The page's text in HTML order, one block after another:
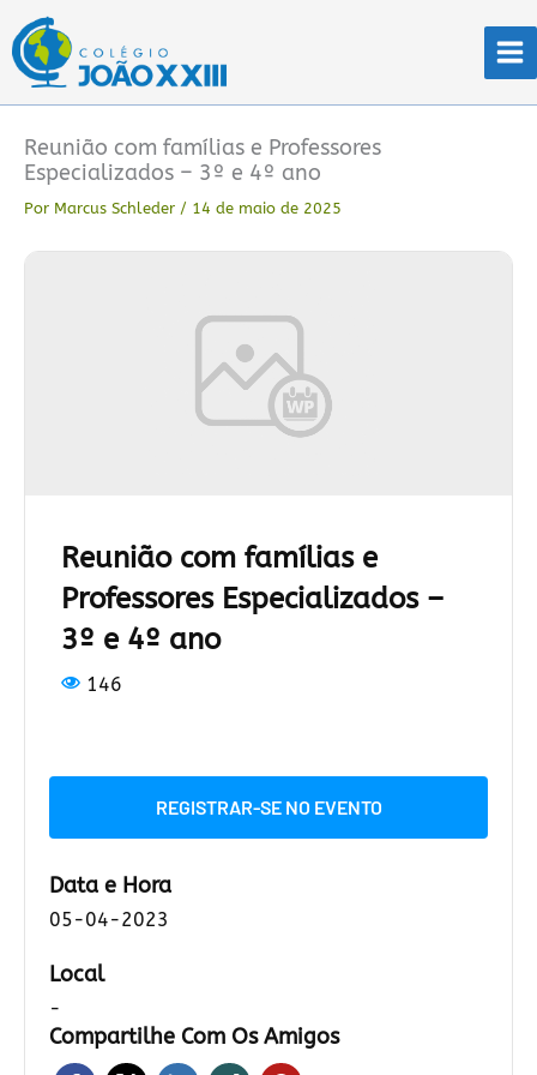
para
conteúdo
Reunião com famílias e Professores
Especializados – 3º e 4º ano
Por Marcus Schleder / 14 de maio de 2025
Reunião com famílias e
Professores Especializados –
3º e 4º ano
146
REGISTRAR-SE NO EVENTO
Data e Hora
05-04-2023
Local
-
Compartilhe Com Os Amigos